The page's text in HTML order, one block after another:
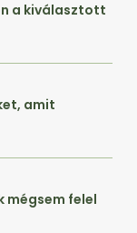
a kiválasztott
amit
mégsem felel